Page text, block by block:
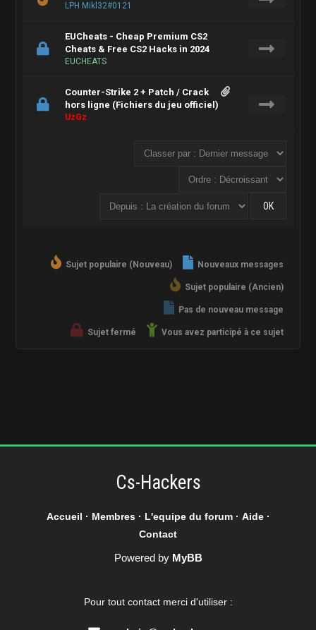
LPH Mikl32#0121
EUCheats - Cheap Premium CS2
Cheats & Free CS2 Hacks in 2024
EUCHEATS
Counter-Strike 2 + Patch / Crack
hors ligne (Fichiers du jeu officiel)
UzGz
Nouveaux messages
Sujet populaire (Nouveau)
Sujet populaire (Ancien)
Pas de nouveau message
Vous avez participé à ce sujet
Sujet fermé
Cs-Hackers
Accueil · Membres· L'equipe du forum· Aide·
Contact
Powered by MyBB
Pour tout contact merci d'utiliser :